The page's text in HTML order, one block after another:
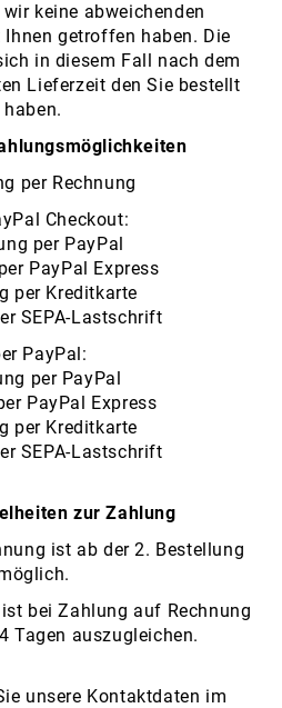
keine abweichenden
getroffen haben. Die
in diesem Fall nach dem
Lieferzeit den Sie bestellt
haben.
per Rechnung
Checkout:
per PayPal
PayPal Express
per Kreditkarte
SEPA-Lastschrift
PayPal:
per PayPal
PayPal Express
per Kreditkarte
SEPA-Lastschrift
zur Zahlung
ist ab der 2. Bestellung
bei Zahlung auf Rechnung
Tagen auszugleichen.
unsere Kontaktdaten im